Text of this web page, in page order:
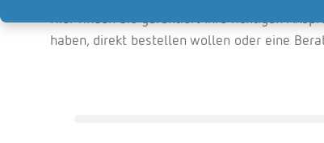
haben, direkt bestellen wollen oder eine